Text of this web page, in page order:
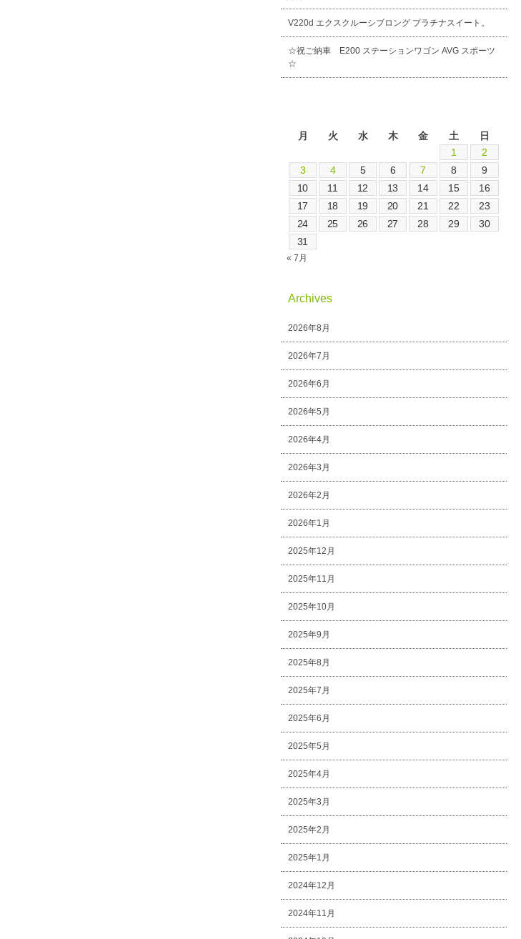
V220d エクスクルーシブロング プラチナスイート。
☆祝ご納車 E200 ステーションワゴン AVG スポーツ
☆
月
火 水 木 金 土
日
1
2
3
4 5 6 7 8
9
10
11 12 13 14 15
16
17
18 19 20 21 22
23
24
25 26 27 28 29
30
31
« 7月
Archives
2026年8月
2026年7月
2026年6月
2026年5月
2026年4月
2026年3月
2026年2月
2026年1月
2025年12月
2025年11月
2025年10月
2025年9月
2025年8月
2025年7月
2025年6月
2025年5月
2025年4月
2025年3月
2025年2月
2025年1月
2024年12月
2024年11月